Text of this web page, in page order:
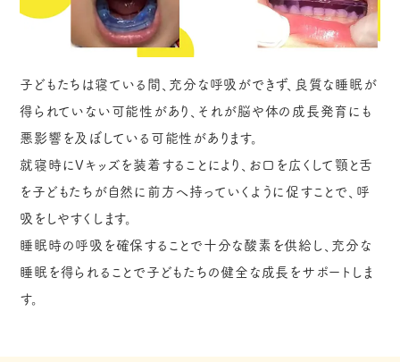
子どもたちは寝ている間、充分な呼吸ができず、良質な睡眠が
得られていない可能性があり、それが脳や体の成長発育にも
悪影響を及ぼしている可能性があります。
就寝時にVキッズを装着することにより、お口を広くして顎と舌
を子どもたちが自然に前方へ持っていくように促すことで、呼
吸をしやすくします。
睡眠時の呼吸を確保することで十分な酸素を供給し、充分な
睡眠を得られることで子どもたちの健全な成長をサポートしま
す。